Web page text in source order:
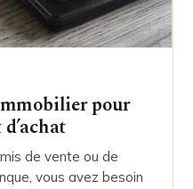
pour
de vente ou de
vous avez besoin